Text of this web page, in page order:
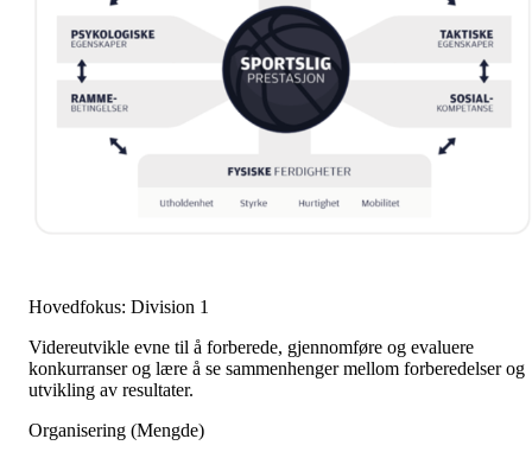
Hovedfokus: Division 1
Videreutvikle evne til å forberede, gjennomføre og evaluere
konkurranser og lære å se sammenhenger mellom forberedelser og
utvikling av resultater.
Organisering (Mengde)